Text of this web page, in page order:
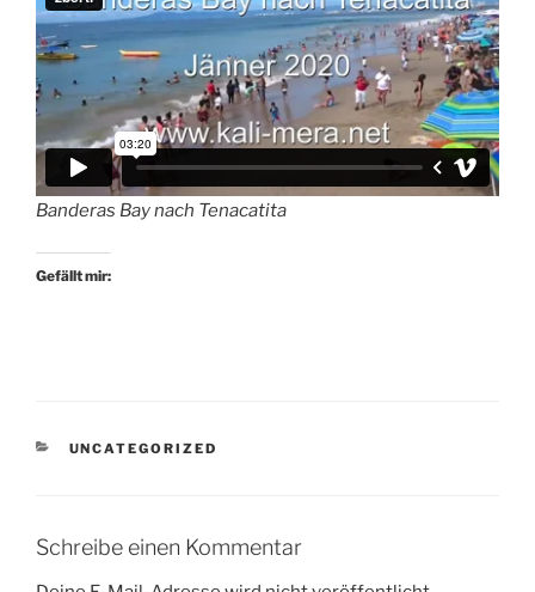
Banderas Bay nach Tenacatita
Gefällt mir:
KATEGORIEN
UNCATEGORIZED
Schreibe einen Kommentar